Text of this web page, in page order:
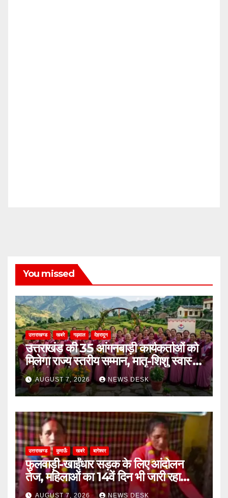
You missed
उत्तराखण्ड खबरे गढ़वाल देहरादून
उत्तराखंड की 35 आंगनबाड़ी कार्यकर्ताओं को
मिलेगा राज्य स्तरीय सम्मान, मातृ-शिशु स्वास्थ्य
और पोषण में उत्कृष्ट सेवाओं का मिला पुरस्कार
AUGUST 7, 2026 NEWS DESK
उत्तराखण्ड कुमाऊँ खबरे बागेश्वर
फुलवाड़ी-खाईंधार सड़क के लिए आंदोलन
तेज, महिलाओं का 14वें दिन भी जारी रहा
अनशन
AUGUST 7, 2026 NEWS DESK